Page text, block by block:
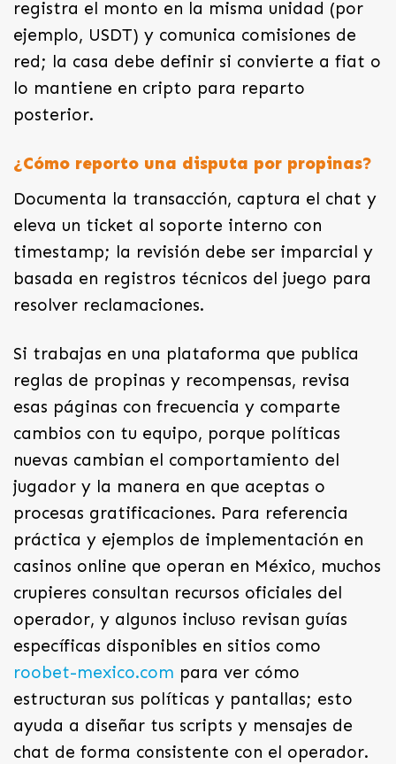
registra el monto en la misma unidad (por
ejemplo, USDT) y comunica comisiones de
red; la casa debe definir si convierte a fiat o
lo mantiene en cripto para reparto
posterior.
¿Cómo reporto una disputa por propinas?
Documenta la transacción, captura el chat y
eleva un ticket al soporte interno con
timestamp; la revisión debe ser imparcial y
basada en registros técnicos del juego para
resolver reclamaciones.
Si trabajas en una plataforma que publica
reglas de propinas y recompensas, revisa
esas páginas con frecuencia y comparte
cambios con tu equipo, porque políticas
nuevas cambian el comportamiento del
jugador y la manera en que aceptas o
procesas gratificaciones. Para referencia
práctica y ejemplos de implementación en
casinos online que operan en México, muchos
crupieres consultan recursos oficiales del
operador, y algunos incluso revisan guías
específicas disponibles en sitios como
roobet-mexico.com para ver cómo
estructuran sus políticas y pantallas; esto
ayuda a diseñar tus scripts y mensajes de
chat de forma consistente con el operador.